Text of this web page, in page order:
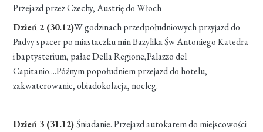
Przejazd przez Czechy, Austrię do Włoch
Dzień 2 (30.12)W godzinach przedpołudniowych przyjazd do
Padvy spacer po miastaczku min Bazylika Św Antoniego Katedra
i baptysterium, pałac Della Regione,Palazzo del
Capitanio....Późnym popołudniem przejazd do hotelu,
zakwaterowanie, obiadokolacja, nocleg.
Dzień 3 (31.12)Śniadanie. Przejazd autokarem do miejscowości